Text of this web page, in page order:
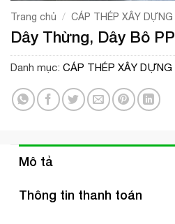
Trang chủ / CÁP THÉP XÂY DỰNG
Dây Thừng, Dây Bô PP
Danh mục: CÁP THÉP XÂY DỰNG
Mô tả
Thông tin thanh toán